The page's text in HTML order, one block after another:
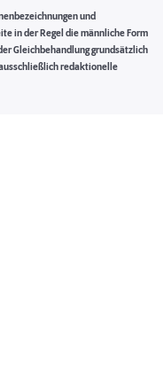
und
in der Regel die männliche Form
Gleichbehandlung grundsätzlich
redaktionelle